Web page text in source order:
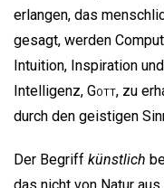
erlangen, das
gesagt, werden
Intuition, Inspiration
Intelligenz, Gott, zu
durch den geistigen
Der Begriff künstlich